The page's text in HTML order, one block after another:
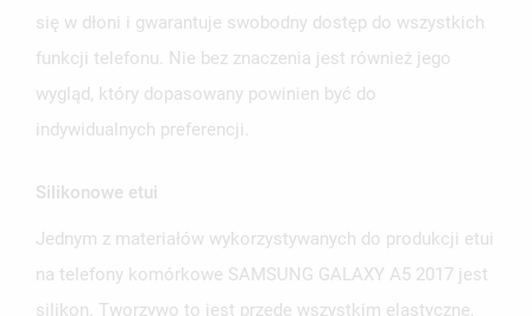
się w dłoni i gwarantuje swobodny dostęp do wszystkich
funkcji telefonu. Nie bez znaczenia jest również jego
wygląd, który dopasowany powinien być do
indywidualnych preferencji.
Silikonowe etui
Jednym z materiałów wykorzystywanych do produkcji etui
na telefony komórkowe SAMSUNG GALAXY A5 2017 jest
silikon. Tworzywo to jest przede wszystkim elastyczne,